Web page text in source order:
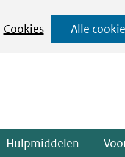
Cookies
Alle
Ga
Hulpmiddelen